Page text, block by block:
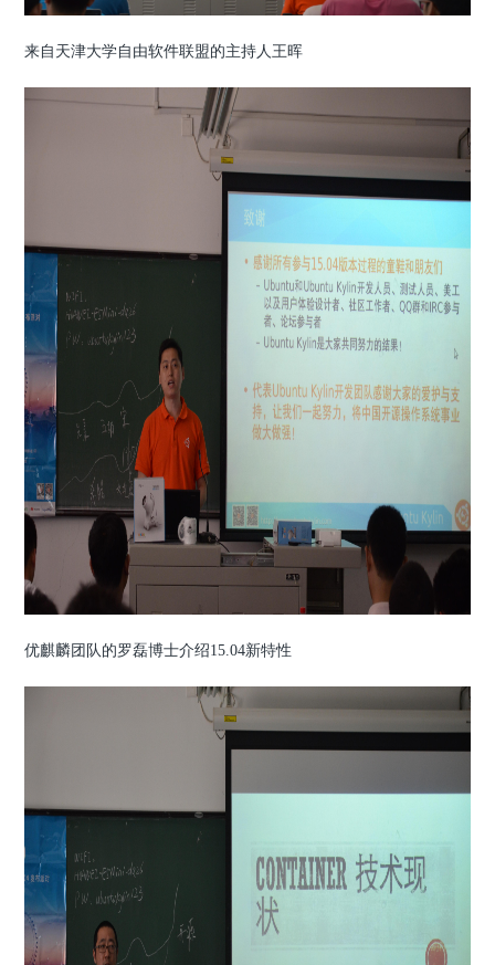
来自天津大学自由软件联盟的主持人王晖
优麒麟团队的罗磊博士介绍15.04新特性